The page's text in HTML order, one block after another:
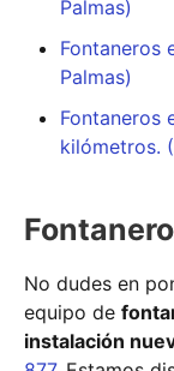
Palmas)
Fontaneros
Palmas)
Fontaneros
kilómetros.
No dudes en
equipo de
instalación